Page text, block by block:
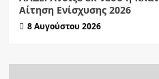
Αίτηση Ενίσχυσης 2026
8 Αυγούστου 2026